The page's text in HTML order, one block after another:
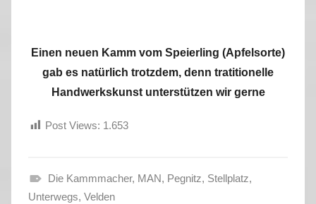
Einen neuen Kamm vom Speierling (Apfelsorte)
gab es natürlich trotzdem, denn tratitionelle
Handwerkskunst unterstützen wir gerne
Post Views: 1.653
S
Die Kammmacher, MAN, Pegnitz, Stellplatz,
Unterwegs, Velden